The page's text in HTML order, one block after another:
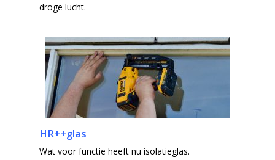
droge lucht.
HR++glas
Wat voor functie heeft nu isolatieglas.